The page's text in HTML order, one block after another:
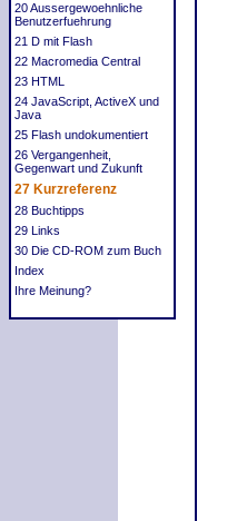
20 Aussergewoehnliche
Benutzerfuehrung
21 D mit Flash
22 Macromedia Central
23 HTML
24 JavaScript, ActiveX und
Java
25 Flash undokumentiert
26 Vergangenheit,
Gegenwart und Zukunft
27 Kurzreferenz
28 Buchtipps
29 Links
30 Die CD-ROM zum Buch
Index
Ihre Meinung?